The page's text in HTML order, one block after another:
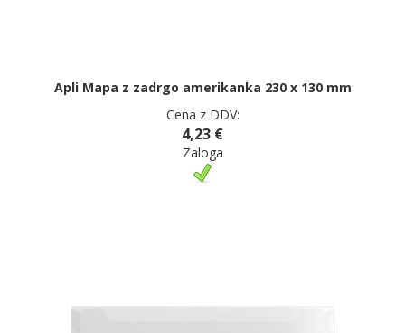
Apli Mapa z zadrgo amerikanka 230 x 130 mm
Cena z DDV:
4,23 €
Zaloga